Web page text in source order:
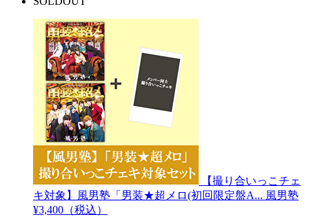
【撮り合いっこチェ
キ対象】風男塾「男装★超メロ(初回限定盤A... 風男塾
¥3,400（税込）